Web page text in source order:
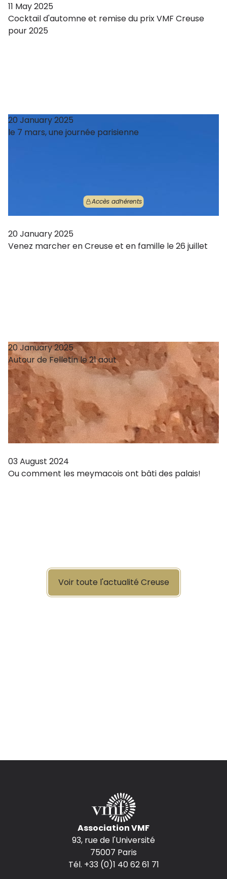
11 May 2025
Cocktail d'automne et remise du prix VMF Creuse
pour 2025
20 January 2025
le 7 mars, une journée parisienne
Accès adhérents
20 January 2025
Venez marcher en Creuse et en famille le 26 juillet
20 January 2025
Autour de Felletin le 21 aout
03 August 2024
Ou comment les meymacois ont bâti des palais!
Voir toute l'actualité Creuse
Association VMF
93, rue de l'Université
75007 Paris
Tél. +33 (0)1 40 62 61 71